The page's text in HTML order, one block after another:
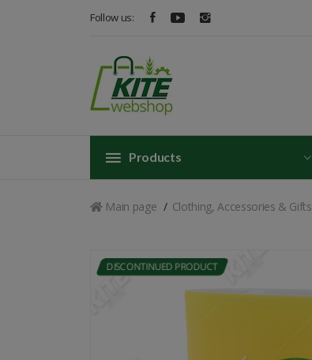
Follow us:
Products
Main page Clothing, Accessories & Gifts
DISCONTINUED PRODUCT